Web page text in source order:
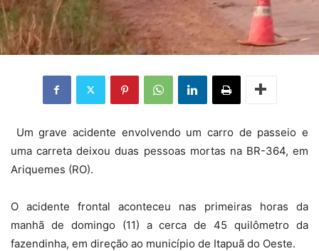
Um grave acidente envolvendo um carro de passeio e
uma carreta deixou duas pessoas mortas na BR-364, em
Ariquemes (RO).
O acidente frontal aconteceu nas primeiras horas da
manhã de domingo (11) a cerca de 45 quilômetro da
fazendinha, em direção ao município de Itapuã do Oeste.